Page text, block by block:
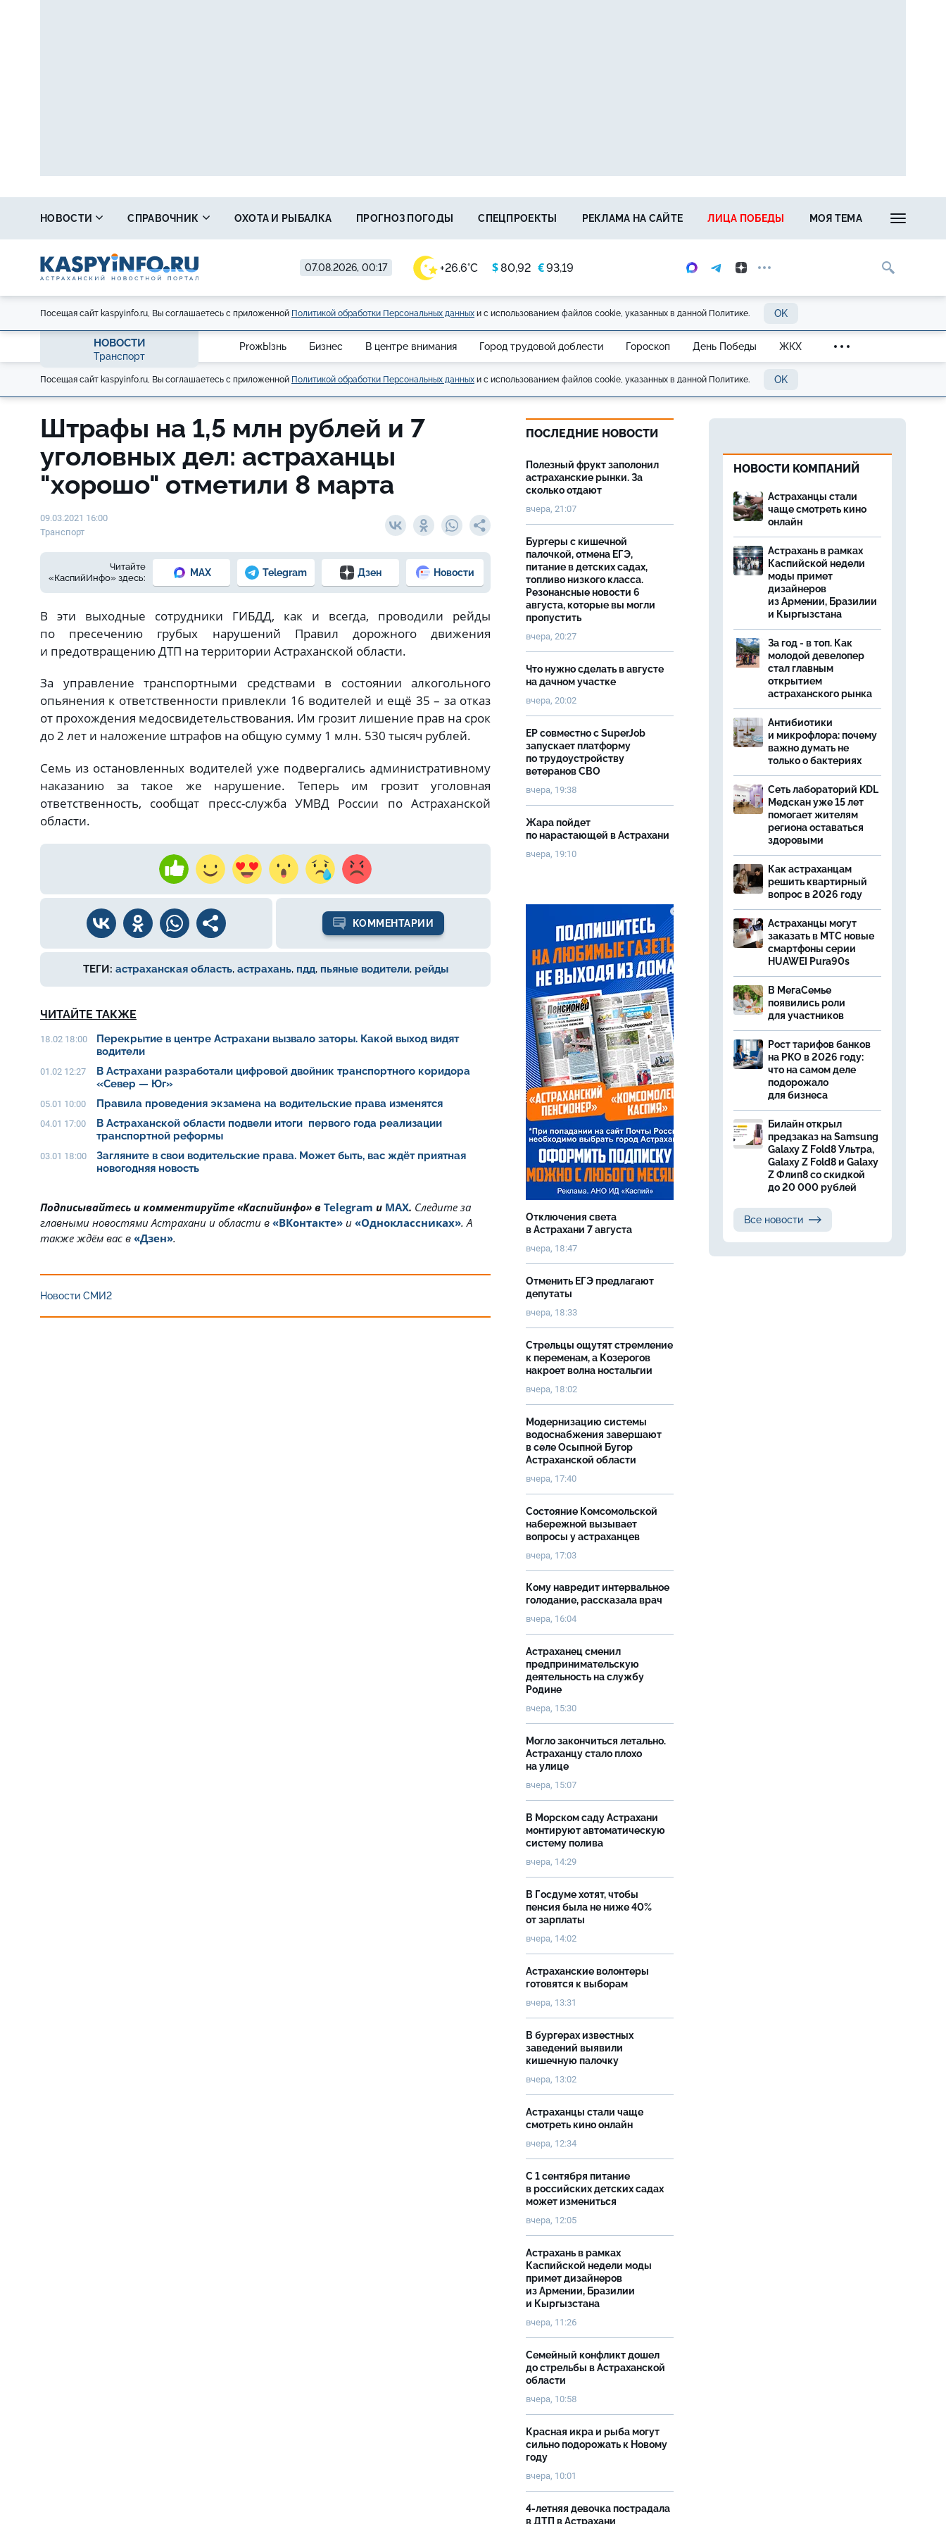
07.08.2026, 00:17 +26.6°C $80,92 €93,19
НОВОСТИ СПРАВОЧНИК ОХОТА И РЫБАЛКА ПРОГНОЗ ПОГОДЫ СПЕЦПРОЕКТЫ РЕКЛАМА НА САЙТЕ ЛИЦА ПОБЕДЫ МОЯ ТЕМА
Посещая сайт kaspyinfo.ru, Вы соглашаетесь с приложенной Политикой обработки Персональных данных и с использованием файлов cookie, указанных в данной Политике. OK
НОВОСТИ
Транспорт
ProжЫзнь Бизнес В центре внимания Город трудовой доблести Гороскоп День Победы ЖКХ
Посещая сайт kaspyinfo.ru, Вы соглашаетесь с приложенной Политикой обработки Персональных данных и с использованием файлов cookie, указанных в данной Политике. OK
Штрафы на 1,5 млн рублей и 7
уголовных дел: астраханцы
"хорошо" отметили 8 марта
09.03.2021 16:00
Транспорт
Читайте
«КаспийИнфо» здесь:
MAX Telegram Дзен Новости
В эти выходные сотрудники ГИБДД, как и всегда, проводили рейды
по пресечению грубых нарушений Правил дорожного движения
и предотвращению ДТП на территории Астраханской области.
За управление транспортными средствами в состоянии алкогольного
опьянения к ответственности привлекли 16 водителей и ещё 35 – за отказ
от прохождения медосвидетельствования. Им грозит лишение прав на срок
до 2 лет и наложение штрафов на общую сумму 1 млн. 530 тысяч рублей.
Семь из остановленных водителей уже подвергались административному
наказанию за такое же нарушение. Теперь им грозит уголовная
ответственность, сообщат пресс-служба УМВД России по Астраханской
области.
КОММЕНТАРИИ
ТЕГИ: астраханская область, астрахань, пдд, пьяные водители, рейды
ЧИТАЙТЕ ТАКЖЕ
18.02 18:00
Перекрытие в центре Астрахани вызвало заторы. Какой выход видят
водители
01.02 12:27
В Астрахани разработали цифровой двойник транспортного коридора
«Север — Юг»
05.01 10:00 Правила проведения экзамена на водительские права изменятся
04.01 17:00
В Астраханской области подвели итоги первого года реализации
транспортной реформы
03.01 18:00
Загляните в свои водительские права. Может быть, вас ждёт приятная
новогодняя новость
Подписывайтесь и комментируйте «Каспийинфо» в Telegram и MAX. Cледите за
главными новостями Астрахани и области в «ВКонтакте» и «Одноклассниках». А
также ждём вас в «Дзен».
Новости СМИ2
ПОСЛЕДНИЕ НОВОСТИ
Полезный фрукт заполонил
астраханские рынки. За
сколько отдают
вчера, 21:07
Бургеры с кишечной
палочкой, отмена ЕГЭ,
питание в детских садах,
топливо низкого класса.
Резонансные новости 6
августа, которые вы могли
пропустить
вчера, 20:27
Что нужно сделать в августе
на дачном участке
вчера, 20:02
ЕР совместно с SuperJob
запускает платформу
по трудоустройству
ветеранов СВО
вчера, 19:38
Жара пойдет
по нарастающей в Астрахани
вчера, 19:10
Отключения света
в Астрахани 7 августа
вчера, 18:47
Отменить ЕГЭ предлагают
депутаты
вчера, 18:33
Стрельцы ощутят стремление
к переменам, а Козерогов
накроет волна ностальгии
вчера, 18:02
Модернизацию системы
водоснабжения завершают
в селе Осыпной Бугор
Астраханской области
вчера, 17:40
Состояние Комсомольской
набережной вызывает
вопросы у астраханцев
вчера, 17:03
Кому навредит интервальное
голодание, рассказала врач
вчера, 16:04
Астраханец сменил
предпринимательскую
деятельность на службу
Родине
вчера, 15:30
Могло закончиться летально.
Астраханцу стало плохо
на улице
вчера, 15:07
В Морском саду Астрахани
монтируют автоматическую
систему полива
вчера, 14:29
В Госдуме хотят, чтобы
пенсия была не ниже 40%
от зарплаты
вчера, 14:02
Астраханские волонтеры
готовятся к выборам
вчера, 13:31
В бургерах известных
заведений выявили
кишечную палочку
вчера, 13:02
Астраханцы стали чаще
смотреть кино онлайн
вчера, 12:34
С 1 сентября питание
в российских детских садах
может измениться
вчера, 12:05
Астрахань в рамках
Каспийской недели моды
примет дизайнеров
из Армении, Бразилии
и Кыргызстана
вчера, 11:26
Семейный конфликт дошел
до стрельбы в Астраханской
области
вчера, 10:58
Красная икра и рыба могут
сильно подорожать к Новому
году
вчера, 10:01
4-летняя девочка пострадала
в ДТП в Астрахани
НОВОСТИ КОМПАНИЙ
Астраханцы стали
чаще смотреть кино
онлайн
Астрахань в рамках
Каспийской недели
моды примет
дизайнеров
из Армении, Бразилии
и Кыргызстана
За год - в топ. Как
молодой девелопер
стал главным
открытием
астраханского рынка
Антибиотики
и микрофлора: почему
важно думать не
только о бактериях
Сеть лабораторий KDL
Медскан уже 15 лет
помогает жителям
региона оставаться
здоровыми
Как астраханцам
решить квартирный
вопрос в 2026 году
Астраханцы могут
заказать в МТС новые
смартфоны серии
HUAWEI Pura90s
В МегаСемье
появились роли
для участников
Рост тарифов банков
на РКО в 2026 году:
что на самом деле
подорожало
для бизнеса
Билайн открыл
предзаказ на Samsung
Galaxy Z Fold8 Ультра,
Galaxy Z Fold8 и Galaxy
Z Флип8 со скидкой
до 20 000 рублей
Все новости